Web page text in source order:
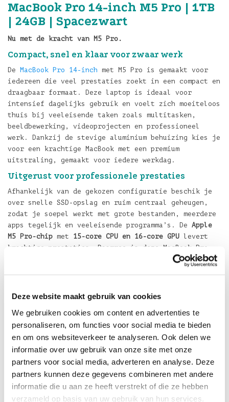
Deze website maakt gebruik van cookies
We gebruiken cookies om content en advertenties te
personaliseren, om functies voor social media te bieden
en om ons websiteverkeer te analyseren. Ook delen we
informatie over uw gebruik van onze site met onze
partners voor social media, adverteren en analyse. Deze
partners kunnen deze gegevens combineren met andere
informatie die u aan ze heeft verstrekt of die ze hebben
verzameld op basis van uw gebruik van hun services.
MacBook Pro 14-inch M5 Pro | 1TB
| 24GB | Spacezwart
Nu met de kracht van M5 Pro.
Compact, snel en klaar voor zwaar werk
De MacBook Pro 14-inch met M5 Pro is gemaakt voor
iedereen die veel prestaties zoekt in een compact en
draagbaar formaat. Deze laptop is ideaal voor
intensief dagelijks gebruik en voelt zich moeiteloos
thuis bij veeleisende taken zoals multitasken,
beeldbewerking, videoprojecten en professioneel
werk. Dankzij de stevige aluminium behuizing kies je
voor een krachtige MacBook met een premium
uitstraling, gemaakt voor iedere werkdag.
Uitgerust voor professionele prestaties
Afhankelijk van de gekozen configuratie beschik je
over snelle SSD-opslag en ruim centraal geheugen,
zodat je soepel werkt met grote bestanden, meerdere
apps tegelijk en veeleisende programma’s. De Apple
M5 Pro-chip met 15-core CPU en 16-core GPU levert
krachtige prestaties. Daarmee is deze MacBook Pro
uitstekend geschikt voor gebruikers die extra
Met de M5 Pro-chip is MacBook Pro 14-inch uitstekend
geschikt voor Apple Intelligence en on-device AI-
taken. Daarbij profiteer je van een efficiënte
architectuur en een krachtige Media Engine, zodat je
niet alleen snel werkt, maar ook soepel omgaat met
zwaardere workflows. MacBook Pro 14-inch met M5 Pro
streamen
14 uur draadloos internetten
je ook onderweg productief blijft.